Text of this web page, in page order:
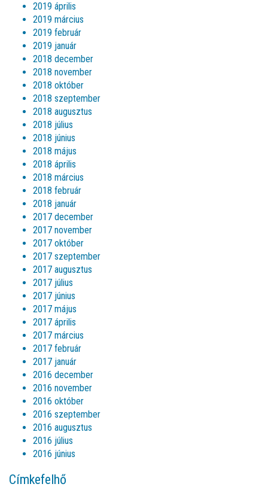
2019 április
2019 március
2019 február
2019 január
2018 december
2018 november
2018 október
2018 szeptember
2018 augusztus
2018 július
2018 június
2018 május
2018 április
2018 március
2018 február
2018 január
2017 december
2017 november
2017 október
2017 szeptember
2017 augusztus
2017 július
2017 június
2017 május
2017 április
2017 március
2017 február
2017 január
2016 december
2016 november
2016 október
2016 szeptember
2016 augusztus
2016 július
2016 június
Címkefelhő